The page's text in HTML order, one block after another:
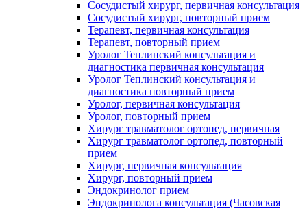
Сосудистый хирург, первичная консультация
Сосудистый хирург, повторный прием
Терапевт, первичная консультация
Терапевт, повторный прием
Уролог Теплинский консультация и
диагностика первичная консультация
Уролог Теплинский консультация и
диагностика повторный прием
Уролог, первичная консультация
Уролог, повторный прием
Хирург травматолог ортопед, первичная
Хирург травматолог ортопед, повторный
прием
Хирург, первичная консультация
Хирург, повторный прием
Эндокринолог прием
Эндокринолога консультация (Часовская